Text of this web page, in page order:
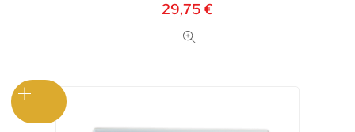
29,75€